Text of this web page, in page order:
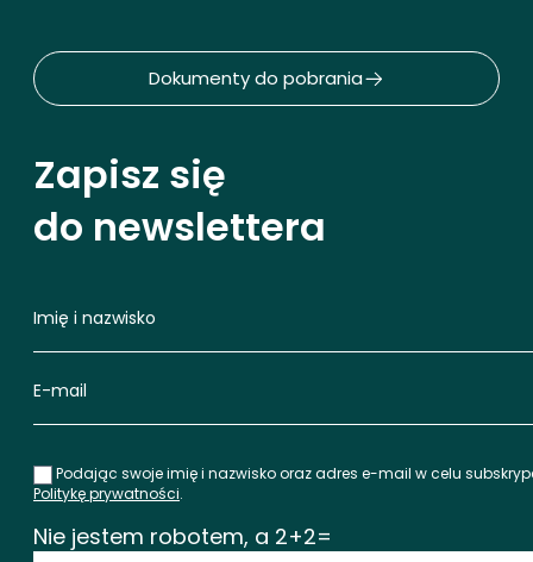
Dokumenty do pobrania
Zapisz się
do newslettera
Imię i nazwisko
E-mail
Podając swoje imię i nazwisko oraz adres e-mail w celu
Politykę prywatności.
Nie jestem robotem, a 2+2=